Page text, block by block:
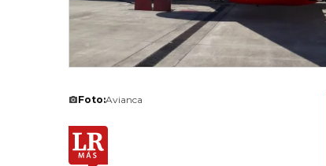
Foto:Avianca